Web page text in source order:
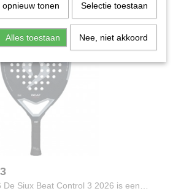
Siux Beat Control 3 2026 is een…
opnieuw tonen Selectie toestaan
Alles toestaan Nee, niet akkoord